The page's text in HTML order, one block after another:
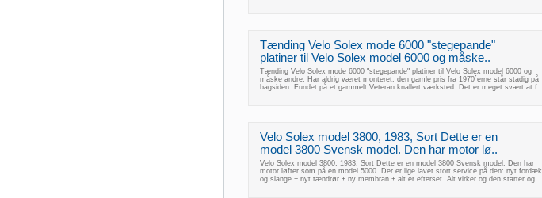
Tænding Velo Solex mode 6000 "stegepande"
platiner til Velo Solex model 6000 og måske..
Tænding Velo Solex mode 6000 "stegepande" platiner til Velo Solex model 6000 og
måske andre. Har aldrig været monteret. den gamle pris fra 1970´erne står stadig på
bagsiden. Fundet på et gammelt Veteran knallert værksted. Det er meget svært at f
Velo Solex model 3800, 1983, Sort Dette er en
model 3800 Svensk model. Den har motor lø..
Velo Solex model 3800, 1983, Sort Dette er en model 3800 Svensk model. Den har
motor løfter som på en model 5000. Der er lige lavet stort service på den: nyt fordæk
og slange + nyt tændrør + ny membran + alt er efterset. Alt virker og den starter og